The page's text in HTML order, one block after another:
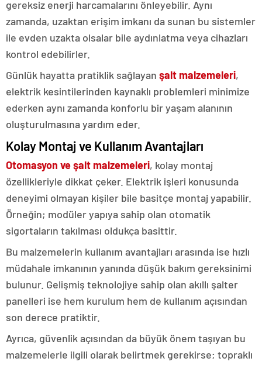
gereksiz enerji harcamalarını önleyebilir. Aynı
zamanda, uzaktan erişim imkanı da sunan bu sistemler
ile evden uzakta olsalar bile aydınlatma veya cihazları
kontrol edebilirler.
Günlük hayatta pratiklik sağlayan şalt malzemeleri,
elektrik kesintilerinden kaynaklı problemleri minimize
ederken aynı zamanda konforlu bir yaşam alanının
oluşturulmasına yardım eder.
Kolay Montaj ve Kullanım Avantajları
Otomasyon ve şalt malzemeleri, kolay montaj
özellikleriyle dikkat çeker. Elektrik işleri konusunda
deneyimi olmayan kişiler bile basitçe montaj yapabilir.
Örneğin; modüler yapıya sahip olan otomatik
sigortaların takılması oldukça basittir.
Bu malzemelerin kullanım avantajları arasında ise hızlı
müdahale imkanının yanında düşük bakım gereksinimi
bulunur. Gelişmiş teknolojiye sahip olan akıllı şalter
panelleri ise hem kurulum hem de kullanım açısından
son derece pratiktir.
Ayrıca, güvenlik açısından da büyük önem taşıyan bu
malzemelerle ilgili olarak belirtmek gerekirse; topraklı